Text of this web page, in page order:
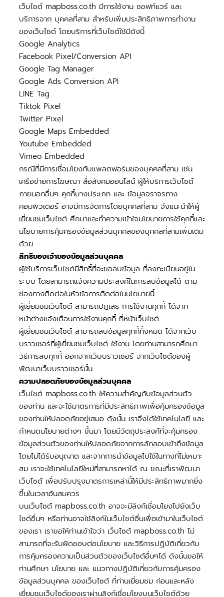
เว็บไซต์ mapboss.co.th มีการใช้งาน ซอฟท์แวร์ และ
บริการจาก บุคคลที่สาม สำหรับเพิ่มประสิทธิภาพการทำงาน
ของเว็บไซต์ โดยบริการที่เว็บไซต์ใช้มีดังนี้
Google Analytics
Facebook Pixel/Conversion API
Google Tag Manager
Google Ads Conversion API
LINE Tag
Tiktok Pixel
Twitter Pixel
Google Maps Embedded
Youtube Embedded
Vimeo Embedded
กรณีที่มีการเชื่อมโยงกับแพลตฟอร์มของบุคคลที่สาม เช่น
เครือข่ายการโฆษณา สื่อสังคมออนไลน์ ผู้ให้บริการเว็บไซต์
ภายนอกอื่นๆ คุกกี้บางประเภท และ ข้อมูลจราจรทาง
คอมพิวเตอร์ อาจมีการจัดการโดยบุคคลที่สาม จึงแนะนำให้ผู้
เยี่ยมชมเว็บไซต์ ศึกษาและทำความเข้าใจนโยบายการใช้คุกกี้และ
นโยบายการคุ้มครองข้อมูลส่วนบุคคลของบุคคลที่สามเพิ่มเติม
ด้วย
สิทธิของเจ้าของข้อมูลส่วนบุคคล
ผู้ใช้บริการเว็บไซต์มีสิทธิ์ที่จะขอลบข้อมูล ที่ลงทะเบียนอยู่ใน
ระบบ โดยสามารถแจ้งความประสงค์ในการลบข้อมูลได้ ตาม
ช่องทางติดต่อในหัวข้อการติดต่อในนโยบายนี้
ผู้เยี่ยมชมเว็บไซต์ สามารถปฎิเสธ การใช้งานคุกกี้ ได้จาก
หน้าต่างแจ้งเตือนการใช้งานคุกกี้ ที่หน้าเว็บไซต์
ผู้เยี่ยมชมเว็บไซต์ สามารถลบข้อมูลคุกกี้ทั้งหมด ได้จากเว็บ
บราวเซอร์ที่ผู้เยี่ยมชมเว็บไซต์ ใช้งาน โดยท่านสามารถศึกษา
วิธีการลบคุกกี้ ออกจากเว็บบราวเซอร์ จากเว็บไซต์ของผู้
พัฒนาเว็บบราวเซอร์นั้น
ความปลอดภัยของข้อมูลส่วนบุคคล
เว็บไซต์ mapboss.co.th ให้ความสำคัญกับข้อมูลส่วนตัว
ของท่าน และจะใช้มาตรการที่มีประสิทธิภาพเพื่อคุ้มครองข้อมูล
ของท่านให้ปลอดภัยอยู่เสมอ ดังนั้น เราจึงได้ใช้เทคโนโลยี และ
กำหนดนโยบายต่างๆ ขึ้นมา โดยมีวัตถุประสงค์ที่จะคุ้มครอง
ข้อมูลส่วนตัวของท่านให้ปลอดภัยจากการลักลอบเข้าถึงข้อมูล
โดยไม่ได้รับอนุญาต และจากการนำข้อมูลไปใช้ในทางที่ไม่เหมาะ
สม เราจะใช้เทคโนโลยีใหม่ที่สามารถหาได้ ณ ขณะที่เราพัฒนา
เว็บไซต์ เพื่อปรับปรุงมาตรการเหล่านี้ให้มีประสิทธิภาพมากยิ่ง
ขึ้นในเวลาอันสมควร
บนเว็บไซต์ mapboss.co.th อาจจะมีลิงก์เชื่อมโยงไปยังเว็บ
ไซต์อื่นๆ หรือท่านอาจใช้ลิงก์ในเว็บไซต์อื่นเพื่อเข้ามาในเว็บไซต์
ของเรา เราขอให้ท่านเข้าใจว่า เว็บไซต์ mapboss.co.th ไม่
สามารถที่จะรับผิดชอบต่อนโยบาย และวิธีการปฏิบัติเกี่ยวกับ
การคุ้มครองความเป็นส่วนตัวของเว็บไซต์อื่นๆได้ ดังนั้นขอให้
ท่านศึกษา นโยบาย และ แนวทางปฏิบัติเกี่ยวกับการคุ้มครอง
ข้อมูลส่วนบุคคล ของเว็บไซต์ ที่ท่านเยี่ยมชม ก่อนและหลัง
เยี่ยมชมเว็บไซต์ของเราผ่านลิงก์เชื่อมโยงบนเว็บไซต์ด้วย